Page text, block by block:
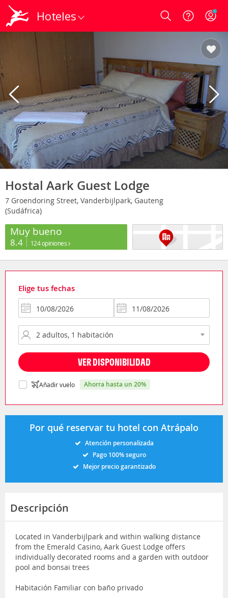
Hoteles Login
Hostal Aark Guest Lodge
7 Groendoring Street, Vanderbijlpark, Gauteng
(Sudáfrica)
Muy bueno
8.4 124 opiniones
Elige tus fechas
VER DISPONIBILIDAD
Añadir vuelo ahorra hasta un 20%
Por qué reservar tu hotel con Atrápalo
Atención personalizada
Pago 100% seguro
Mejor precio garantizado
Descripción
Located in Vanderbijlpark and within walking distance
from the Emerald Casino, Aark Guest Lodge offers
individually decorated rooms and a garden with outdoor
pool and bonsai trees
Habitación Familiar con baño privado